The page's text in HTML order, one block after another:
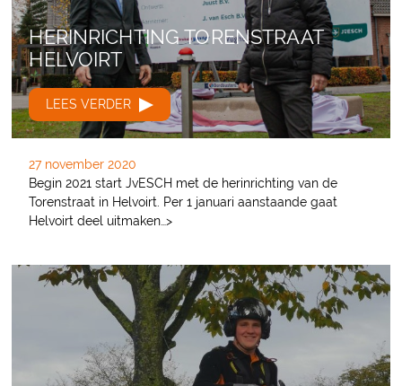
HERINRICHTING TORENSTRAAT
HELVOIRT
LEES VERDER
27 november 2020
Begin 2021 start JvESCH met de herinrichting van de
Torenstraat in Helvoirt. Per 1 januari aanstaande gaat
Helvoirt deel uitmaken…>